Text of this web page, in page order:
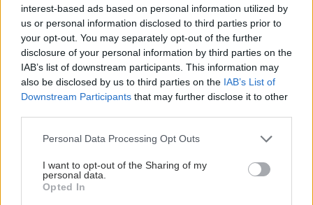
interest-based ads based on personal information utilized by
us or personal information disclosed to third parties prior to
your opt-out. You may separately opt-out of the further
disclosure of your personal information by third parties on the
IAB’s list of downstream participants. This information may
also be disclosed by us to third parties on the IAB’s List of
Downstream Participants that may further disclose it to other
Please note that this website/app uses one or more Google
not limited to your visit or usage behaviour. You may click to
grant or deny consent to Google and its third-party tags to
use your data for below specified purposes in below Google
Personal Data Processing Opt Outs
I want to opt-out of the Sharing of my
personal data.
Opted In